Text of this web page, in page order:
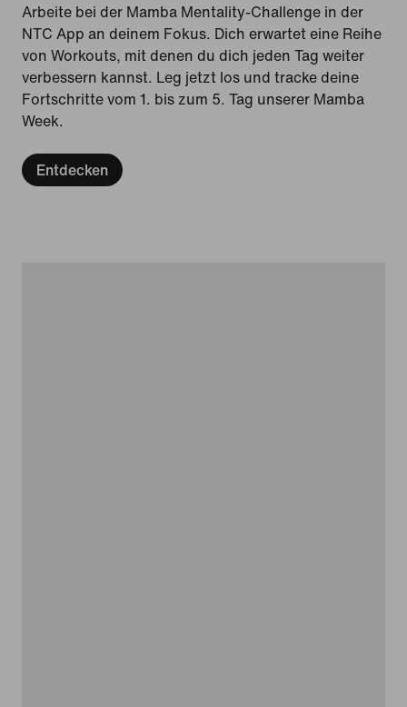
Arbeite bei der Mamba Mentality-Challenge in der
NTC App an deinem Fokus. Dich erwartet eine Reihe
von Workouts, mit denen du dich jeden Tag weiter
verbessern kannst. Leg jetzt los und tracke deine
Fortschritte vom 1. bis zum 5. Tag unserer Mamba
Week.
Entdecken